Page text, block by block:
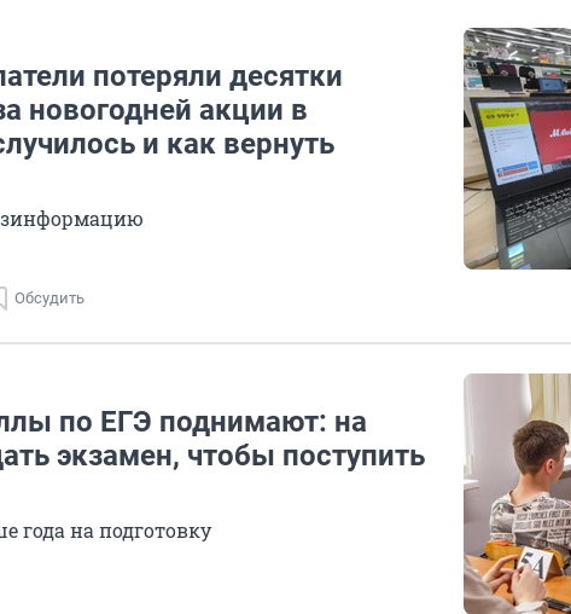
потеряли десятки
новогодней акции в
и как вернуть
Обсудить
по ЕГЭ поднимают: на
экзамен, чтобы поступить
года на подготовку